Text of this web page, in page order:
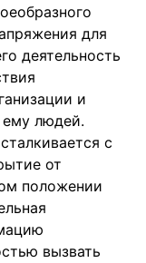
для
деятельность
и
ему людей.
с
от
положении
вызвать